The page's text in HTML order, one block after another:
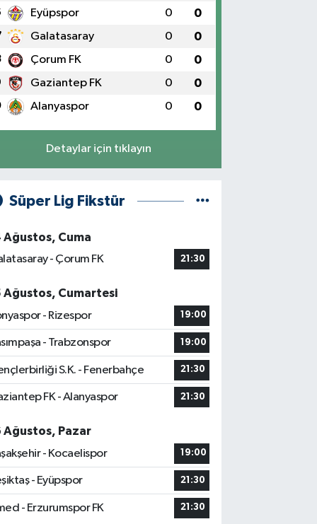
Eyüpspor 0 0
Galatasaray 0 0
Çorum FK 0 0
Gaziantep FK 0 0
Alanyaspor 0 0
Detaylar için tıklayın
Süper Lig Fikstür
Ağustos, Cuma
- Çorum FK
21:30
Ağustos, Cumartesi
- Rizespor
19:00
- Trabzonspor 19:00
S.K. - Fenerbahçe 21:30
FK - Alanyaspor 21:30
Ağustos, Pazar
- Kocaelispor
19:00
- Eyüpspor 21:30
- Erzurumspor FK 21:30